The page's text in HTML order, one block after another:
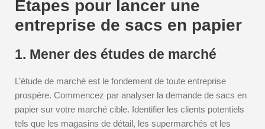
Étapes pour lancer une
entreprise de sacs en papier
1. Mener des études de marché
L’étude de marché est le fondement de toute entreprise
prospère. Commencez par analyser la demande de sacs en
papier sur votre marché cible. Identifier les clients potentiels
tels que les magasins de détail, les supermarchés et les